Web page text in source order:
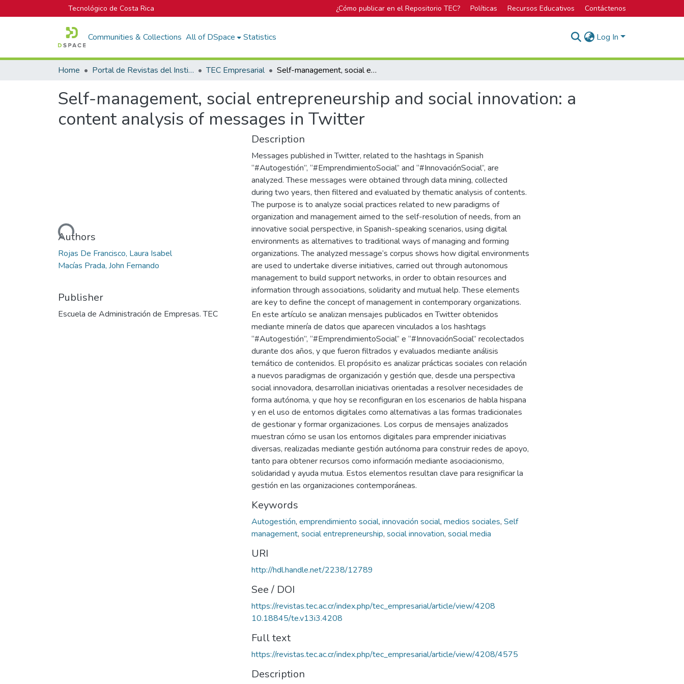
Tecnológico de Costa Rica ¿Cómo publicar en el Repositorio TEC? Políticas Recursos Educativos Contáctenos
Communities & Collections All of DSpace Statistics Log In
Home Portal de Revistas del Instituto Tecnológico de Costa Rica TEC Empresarial Self-management, social entrepreneurship and social innovation: a content analysis of messages in Twitter
Self-management, social entrepreneurship and social innovation: a
content analysis of messages in Twitter
Loading...
Authors
Rojas De Francisco, Laura Isabel
Macías Prada, John Fernando
Publisher
Escuela de Administración de Empresas. TEC
Description
Messages published in Twitter, related to the hashtags in Spanish
“#Autogestión”, “#EmprendimientoSocial” and “#InnovaciónSocial”, are
analyzed. These messages were obtained through data mining, collected
during two years, then filtered and evaluated by thematic analysis of contents.
The purpose is to analyze social practices related to new paradigms of
organization and management aimed to the self-resolution of needs, from an
innovative social perspective, in Spanish-speaking scenarios, using digital
environments as alternatives to traditional ways of managing and forming
organizations. The analyzed message’s corpus shows how digital environments
are used to undertake diverse initiatives, carried out through autonomous
management to build support networks, in order to obtain resources and
information through associations, solidarity and mutual help. These elements
are key to define the concept of management in contemporary organizations.
En este artículo se analizan mensajes publicados en Twitter obtenidos
mediante minería de datos que aparecen vinculados a los hashtags
“#Autogestión”, “#EmprendimientoSocial” e “#InnovaciónSocial” recolectados
durante dos años, y que fueron filtrados y evaluados mediante análisis
temático de contenidos. El propósito es analizar prácticas sociales con relación
a nuevos paradigmas de organización y gestión que, desde una perspectiva
social innovadora, desarrollan iniciativas orientadas a resolver necesidades de
forma autónoma, y que hoy se reconfiguran en los escenarios de habla hispana
y en el uso de entornos digitales como alternativas a las formas tradicionales
de gestionar y formar organizaciones. Los corpus de mensajes analizados
muestran cómo se usan los entornos digitales para emprender iniciativas
diversas, realizadas mediante gestión autónoma para construir redes de apoyo,
tanto para obtener recursos como información mediante asociacionismo,
solidaridad y ayuda mutua. Estos elementos resultan clave para resignificar la
gestión en las organizaciones contemporáneas.
Keywords
Autogestión, emprendimiento social, innovación social, medios sociales, Self
management, social entrepreneurship, social innovation, social media
URI
http://hdl.handle.net/2238/12789
See / DOI
https://revistas.tec.ac.cr/index.php/tec_empresarial/article/view/4208
10.18845/te.v13i3.4208
Full text
https://revistas.tec.ac.cr/index.php/tec_empresarial/article/view/4208/4575
Description